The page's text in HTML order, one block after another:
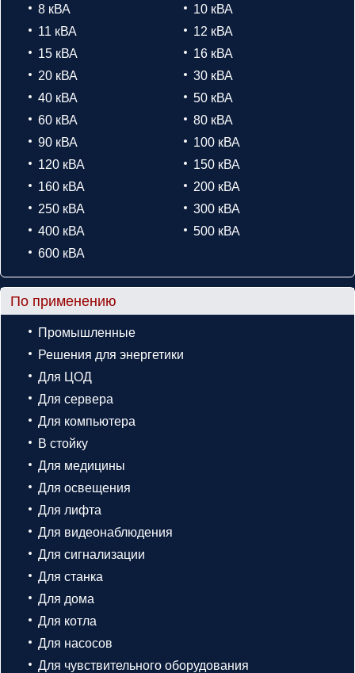
8 кВА
10 кВА
11 кВА
12 кВА
15 кВА
16 кВА
20 кВА
30 кВА
40 кВА
50 кВА
60 кВА
80 кВА
90 кВА
100 кВА
120 кВА
150 кВА
160 кВА
200 кВА
250 кВА
300 кВА
400 кВА
500 кВА
600 кВА
По применению
Промышленные
Решения для энергетики
Для ЦОД
Для сервера
Для компьютера
В стойку
Для медицины
Для освещения
Для лифта
Для видеонаблюдения
Для сигнализации
Для станка
Для дома
Для котла
Для насосов
Для чувствительного оборудования